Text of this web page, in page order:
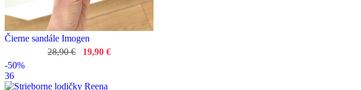
Čierne sandále Imogen
28,90 €
19,90 €
-50%
36